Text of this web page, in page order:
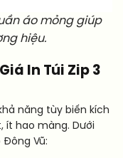
áo mỏng giúp
hiệu.
In Túi Zip 3
năng tùy biến kích
ít hao màng. Dưới
Vũ: